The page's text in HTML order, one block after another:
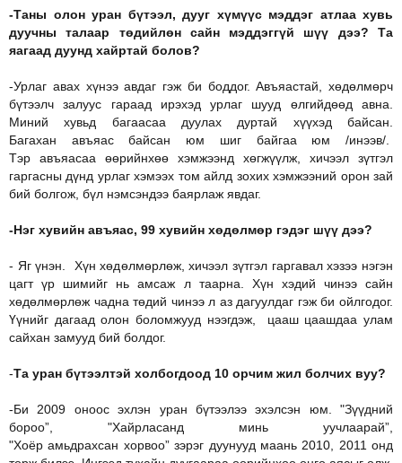
-Таны олон уран бүтээл, дууг хүмүүс мэддэг атлаа хувь
дуучны талаар төдийлөн сайн мэддэггүй шүү дээ? Та
яагаад дуунд хайртай болов?
-Урлаг авах хүнээ авдаг гэж би боддог. Авъяастай, хөдөлмөрч
бүтээлч залуус гараад ирэхэд урлаг шууд өлгийдөөд авна.
Миний хувьд багаасаа дуулах дуртай хүүхэд байсан.
Багахан авъяас байсан юм шиг байгаа юм /инээв/.
Тэр авъяасаа өөрийнхөө хэмжээнд хөгжүүлж, хичээл зүтгэл
гаргасны дүнд урлаг хэмээх том айлд зохих хэмжээний орон зай
бий болгож, бүл нэмсэндээ баярлаж явдаг.
-Нэг хувийн авъяас, 99 хувийн хөдөлмөр гэдэг шүү дээ?
- Яг үнэн. Хүн хөдөлмөрлөж, хичээл зүтгэл гаргавал хэзээ нэгэн
цагт үр шимийг нь амсаж л таарна. Хүн хэдий чинээ сайн
хөдөлмөрлөж чадна төдий чинээ л аз дагуулдаг гэж би ойлгодог.
Үүнийг дагаад олон боломжууд нээгдэж, цааш цаашдаа улам
сайхан замууд бий болдог.
-Та уран бүтээлтэй холбогдоод 10 орчим жил болчих вуу?
-Би 2009 оноос эхлэн уран бүтээлээ эхэлсэн юм. "Зүүдний
бороо”, "Хайрласанд минь уучлаарай”,
"Хоёр амьдрахсан хорвоо” зэрэг дуунууд маань 2010, 2011 онд